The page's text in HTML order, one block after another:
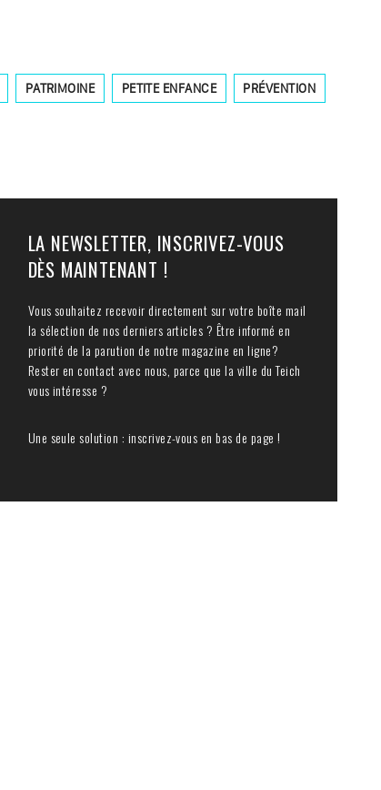
PATRIMOINE PETITE ENFANCE PRÉVENTION
LA NEWSLETTER, INSCRIVEZ-VOUS
DÈS MAINTENANT !
Vous souhaitez recevoir directement sur votre boîte mail
la sélection de nos derniers articles ? Être informé en
priorité de la parution de notre magazine en ligne?
Rester en contact avec nous, parce que la ville du Teich
vous intéresse ?
Une seule solution : inscrivez-vous en bas de page !